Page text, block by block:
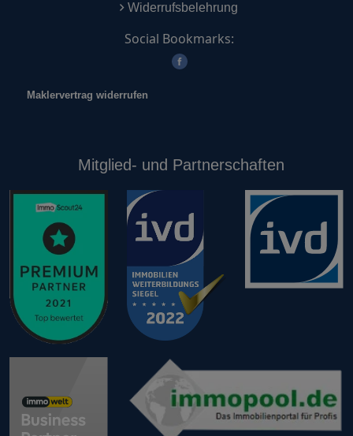
Widerrufsbelehrung
Social Bookmarks:
Maklervertrag widerrufen
Mitglied- und Partnerschaften